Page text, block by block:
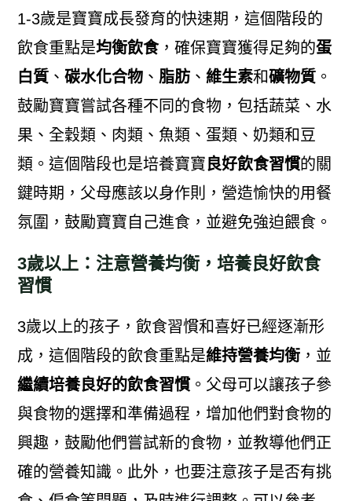
1-3歲是寶寶成長發育的快速期，這個階段的
飲食重點是均衡飲食，確保寶寶獲得足夠的蛋
白質、 碳水化合物、 脂肪、 維生素和礦物質。
鼓勵寶寶嘗試各種不同的食物，包括蔬菜、水
果、全穀類、肉類、魚類、蛋類、奶類和豆
類。這個階段也是培養寶寶 良好飲食習慣的關
鍵時期，父母應該以身作則，營造愉快的用餐
氛圍，鼓勵寶寶自己進食，並避免強迫餵食。
3歲以上：注意營養均衡，培養良好飲食
習慣
3歲以上的孩子，飲食習慣和喜好已經逐漸形
成，這個階段的飲食重點是維持營養均衡，並
繼續培養良好的飲食習慣。父母可以讓孩子參
與食物的選擇和準備過程，增加他們對食物的
興趣，鼓勵他們嘗試新的食物，並教導他們正
確的營養知識。此外，也要注意孩子是否有挑